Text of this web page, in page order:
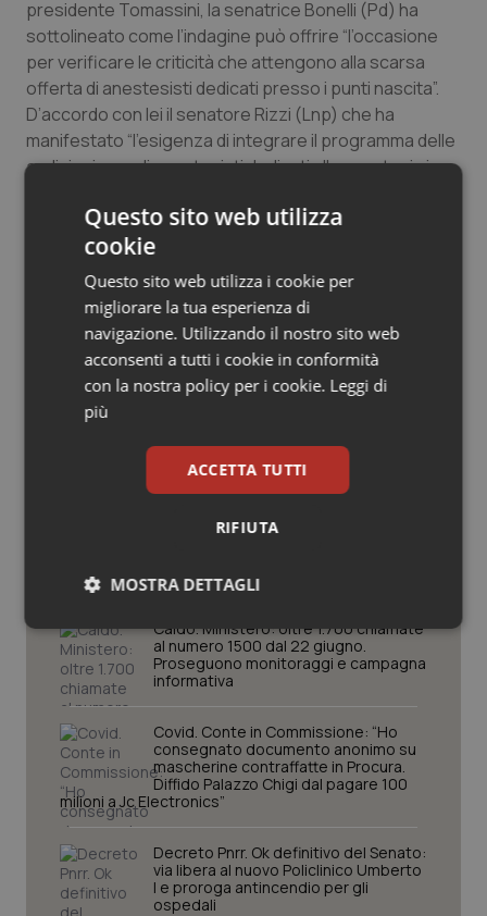
Salute orale & impianti
Sangue & coagulazione
Tiroide
Tumore ovarico
Tumori del Polmone & Testa Collo
Tumori gastrointestinali
Ulcera & Reflusso
presidente Tomassini, la senatrice Bonelli (Pd) ha
sottolineato come l’indagine può offrire “l’occasione
per verificare le criticità che attengono alla scarsa
offerta di anestesisti dedicati presso i punti nascita”.
D’accordo con lei il senatore Rizzi (Lnp) che ha
manifestato “l’esigenza di integrare il programma delle
audizioni con gli anestesisti dedicati alla anestesia in
Stefano Simoni
28 Ottobre 2010
© Riproduzione riservata
Potrebbe interessarti in
Caldo. Ministero: oltre 1.700 chiamate
al numero 1500 dal 22 giugno.
Proseguono monitoraggi e campagna
informativa
Covid. Conte in Commissione: “Ho
consegnato documento anonimo su
mascherine contraffatte in Procura.
Diffido Palazzo Chigi dal pagare 100
milioni a Jc Electronics”
Decreto Pnrr. Ok definitivo del Senato:
via libera al nuovo Policlinico Umberto
I e proroga antincendio per gli
ospedali
Questo sito web utilizza
cookie
Questo sito web utilizza i cookie per
migliorare la tua esperienza di
navigazione. Utilizzando il nostro sito web
acconsenti a tutti i cookie in conformità
con la nostra policy per i cookie. Leggi di
più
ACCETTA TUTTI
RIFIUTA
MOSTRA DETTAGLI
Necessari Statistici Marketing
Necessari Statistici Marketing
I cookie necessari contribuiscono a rendere fruibile il
navigazione sulle pagine e l'accesso alle aree
protette del sito. Il sito web non è in grado di
funzionare correttamente senza questi cookie.